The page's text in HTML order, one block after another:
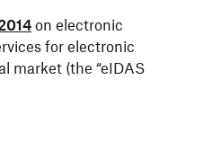
on electronic
for electronic
market (the “eIDAS